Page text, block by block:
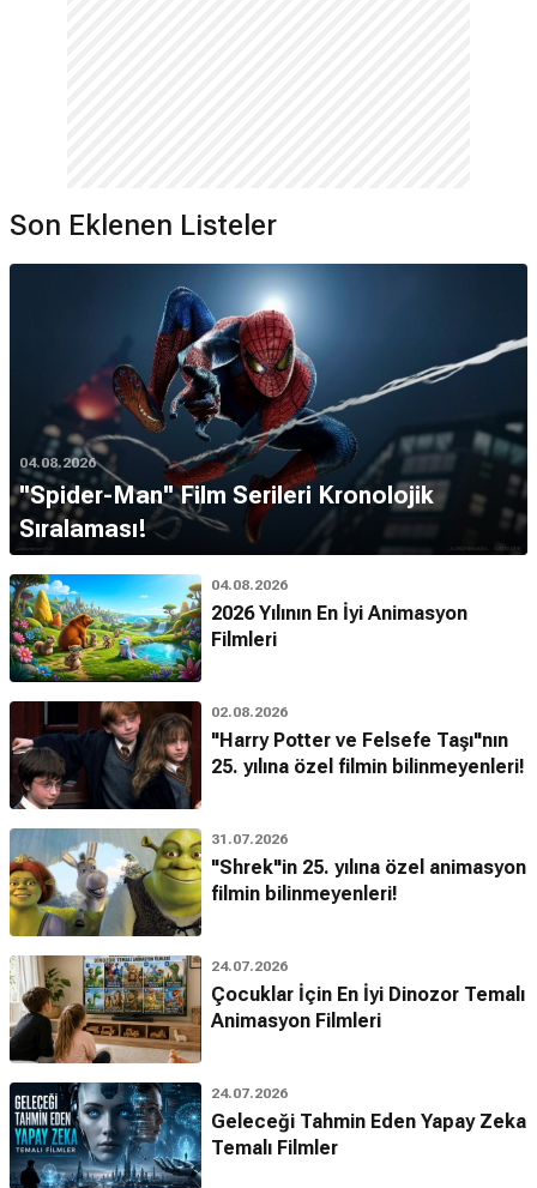
Son Eklenen Listeler
04.08.2026
''Spider-Man'' Film Serileri Kronolojik
Sıralaması!
04.08.2026
2026 Yılının En İyi Animasyon
Filmleri
02.08.2026
"Harry Potter ve Felsefe Taşı"nın
25. yılına özel filmin bilinmeyenleri!
31.07.2026
"Shrek"in 25. yılına özel animasyon
filmin bilinmeyenleri!
24.07.2026
Çocuklar İçin En İyi Dinozor Temalı
Animasyon Filmleri
24.07.2026
Geleceği Tahmin Eden Yapay Zeka
Temalı Filmler